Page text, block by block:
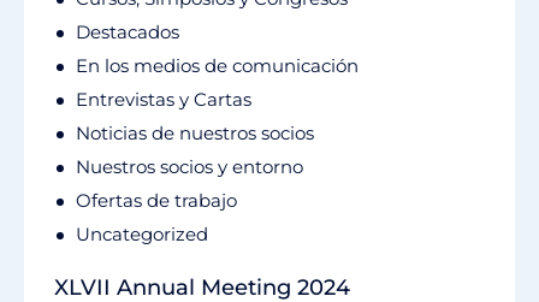
Destacados
En los medios de comunicación
Entrevistas y Cartas
Noticias de nuestros socios
Nuestros socios y entorno
Ofertas de trabajo
Uncategorized
XLVII Annual Meeting 2024